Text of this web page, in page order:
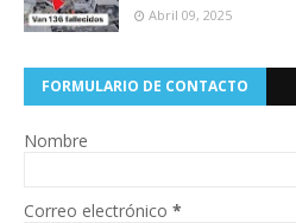
Abril 09, 2025
FORMULARIO DE CONTACTO
Nombre
Correo electrónico *